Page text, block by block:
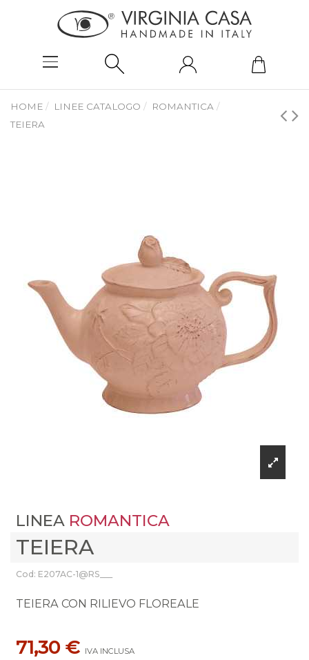
HOME LINEE CATALOGO
ROMANTICA
TEIERA
LINEA ROMANTICA
TEIERA
Cod: E207AC-1@RS___
TEIERA CON RILIEVO FLOREALE
71,30 € IVA INCLUSA